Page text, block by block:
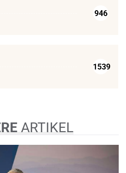
946
1539
ARTIKEL